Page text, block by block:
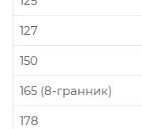
127
150
165 (8-гранник)
178